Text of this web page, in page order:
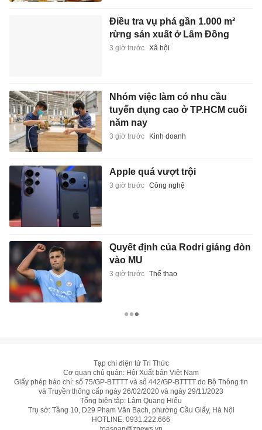
Điều tra vụ phá gần 1.000 m²
rừng sản xuất ở Lâm Đồng
3 giờ trước Xã hội
Nhóm việc làm có nhu cầu
tuyển dụng cao ở TP.HCM cuối
năm nay
3 giờ trước Kinh doanh
Apple quá vượt trội
3 giờ trước Công nghệ
Quyết định của Rodri giáng đòn
vào MU
3 giờ trước Thể thao
Tạp chí điện tử Tri Thức
Cơ quan chủ quản: Hội Xuất bản Việt Nam
Giấy phép báo chí: số 75/GP-BTTTT và số 442/GP-BTTTT do Bộ Thông tin
và Truyền thông cấp ngày 26/02/2020 và ngày 29/11/2023
Tổng biên tập: Lâm Quang Hiếu
Trụ sở: Tầng 10, D29 Phạm Văn Bạch, phường Cầu Giấy, Hà Nội
HOTLINE: 0931.222.666